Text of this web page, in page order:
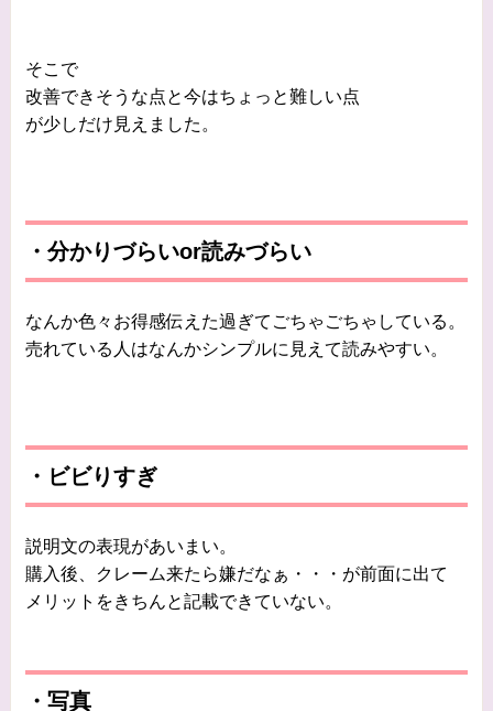
そこで
改善できそうな点と今はちょっと難しい点
が少しだけ見えました。
・分かりづらいor読みづらい
なんか色々お得感伝えた過ぎてごちゃごちゃしている。
売れている人はなんかシンプルに見えて読みやすい。
・ビビりすぎ
説明文の表現があいまい。
購入後、クレーム来たら嫌だなぁ・・・が前面に出て
メリットをきちんと記載できていない。
・写真